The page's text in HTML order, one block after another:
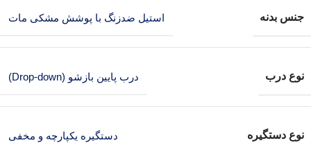
جنس بدنه استیل ضدزنگ با پوشش مشکی مات
نوع درب درب پایین بازشو (Drop-down)
نوع دستگیره دستگیره یکپارچه و مخفی